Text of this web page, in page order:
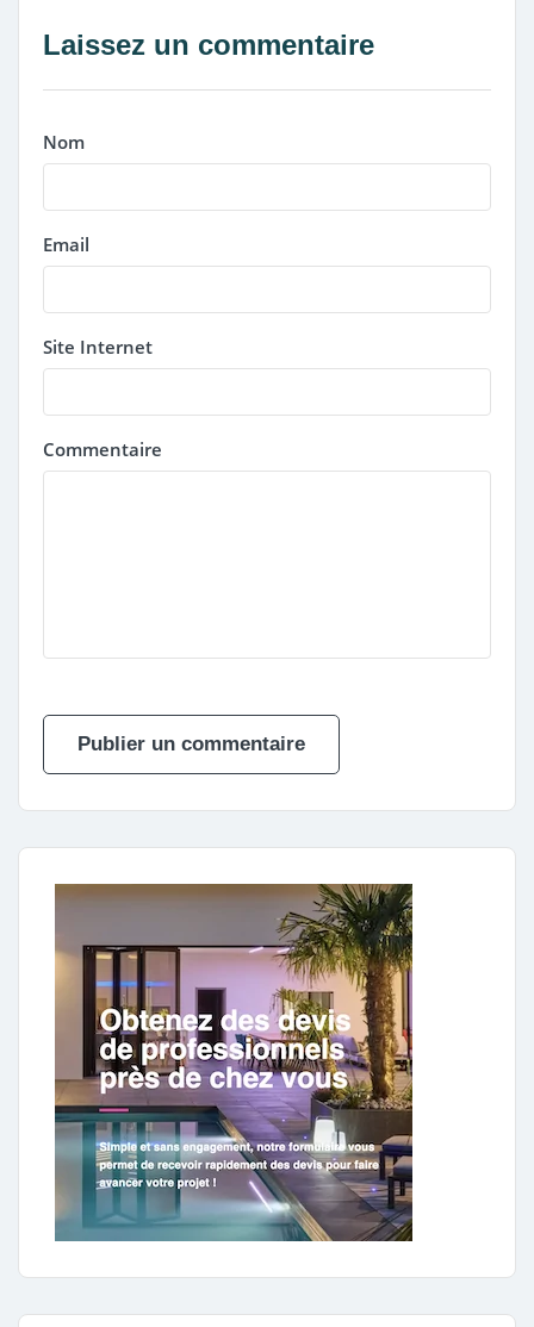
Laissez un commentaire
Nom
Email
Site Internet
Commentaire